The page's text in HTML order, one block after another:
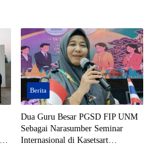
Berita
Dua Guru Besar PGSD FIP UNM
Sebagai Narasumber Seminar
Internasional di Kasetsart